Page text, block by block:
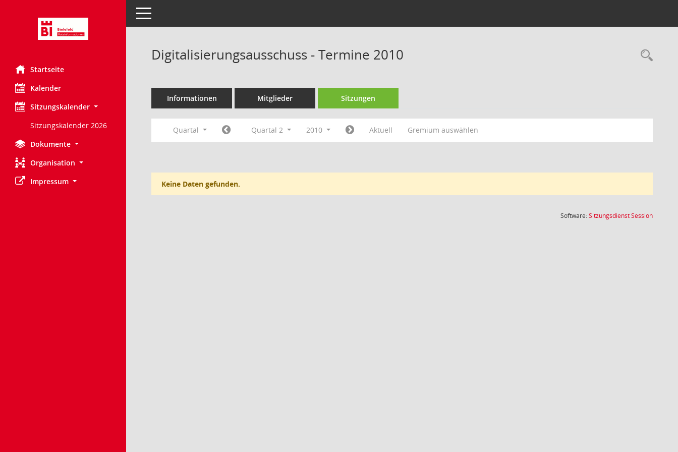
Startseite
Kalender
Sitzungskalender
Sitzungskalender 2026
Dokumente
Organisation
Impressum
Toggle navigation
Digitalisierungsausschuss - Termine 2010
Informationen Mitglieder Sitzungen
Quartal Quartal 2 2010 Aktuell Gremium auswählen
Keine Daten gefunden.
Software:SitzungsdienstSession(Wird in